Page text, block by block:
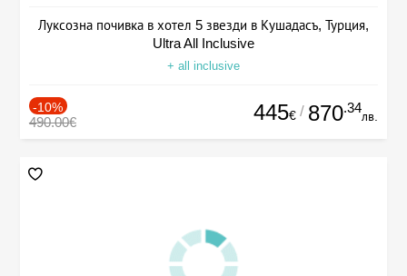
Луксозна почивка в хотел 5 звезди в Кушадасъ, Турция,
Ultra All Inclusive
+ all inclusive
-10%
490.00€ 445€ / 870.34
лв.